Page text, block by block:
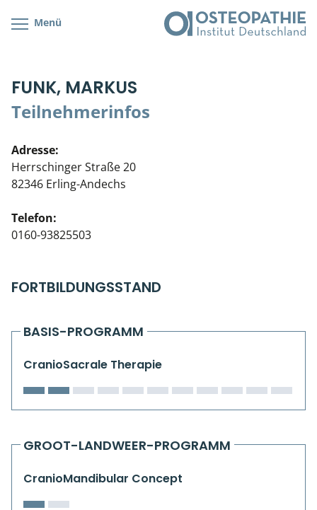
Menü
FUNK, MARKUS
Teilnehmerinfos
Adresse:
Herrschinger Straße 20
82346 Erling-Andechs
Telefon:
0160-93825503
FORTBILDUNGSSTAND
BASIS-PROGRAMM
CranioSacrale Therapie
GROOT-LANDWEER-PROGRAMM
CranioMandibular Concept
Cranial/Neurale Osteopathie
Parietale Osteopathie
Viszerale Osteopathie
Klinische & Praktische Kurse
Prüfung & Zertifikation
Postgraduate- & Spezialkurse
Kiefergelenkkurse
CranioSacrale Ausbildung
Human Reset Week
Bonus-Programm
Veranstaltungsticket DB
Wissenswertes
Teilnehmerliste
Stellenbörse
Soziales Engagement